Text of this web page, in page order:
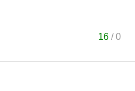
16 /0